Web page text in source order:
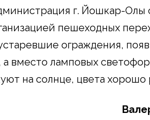
г. Йошкар-Олы
пешеходных
ограждения,
вместо ламповых
на солнце, цвета хорошо